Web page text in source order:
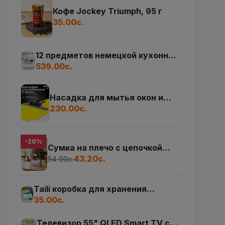
Кофе Jockey Triumph, 95 г
35.00с.
12 предметов немецкой кухонной
посуды из нержавеющей стали
539.00с.
Насадка для мытья окон и
зеркал
230.00с.
-20%
Сумка на плечо с цепочкой
Good club
54.00с.43.20с.
Taili коробка для хранения
одежды и одеяла под кроватью
35.00с.